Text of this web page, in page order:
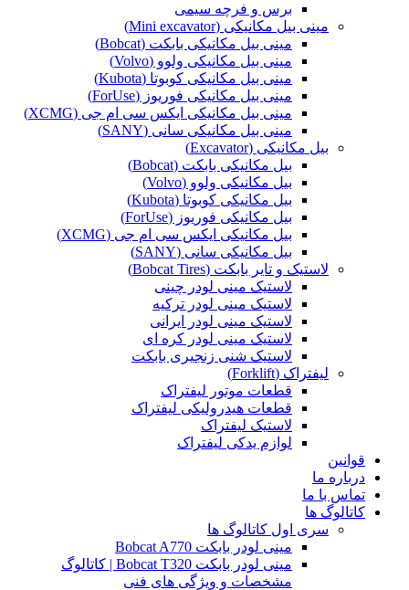
برس و فرچه سیمی
مینی بیل مکانیکی (Mini excavator)
مینی بیل مکانیکی بابکت (Bobcat)
مینی بیل مکانیکی ولوو (Volvo)
مینی بیل مکانیکی کوبوتا (Kubota)
مینی بیل مکانیکی فوریوز (ForUse)
مینی بیل مکانیکی ایکس سی ام جی (XCMG)
مینی بیل مکانیکی سانی (SANY)
بیل مکانیکی (Excavator)
بیل مکانیکی بابکت (Bobcat)
بیل مکانیکی ولوو (Volvo)
بیل مکانیکی کوبوتا (Kubota)
بیل مکانیکی فوریوز (ForUse)
بیل مکانیکی ایکس سی ام جی (XCMG)
بیل مکانیکی سانی (SANY)
لاستیک و تایر بابکت (Bobcat Tires)
لاستیک مینی لودر چینی
لاستیک مینی لودر ترکیه
لاستیک مینی لودر ایرانی
لاستیک مینی لودر کره ای
لاستیک شنی زنجیری بابکت
لیفتراک (Forklift)
قطعات موتور لیفتراک
قطعات هیدرولیکی لیفتراک
لاستیک لیفتراک
لوازم یدکی لیفتراک
قوانین
درباره ما
تماس با ما
کاتالوگ ها
سری اول کاتالوگ ها
مینی لودر بابکت Bobcat A770
مینی لودر بابکت Bobcat T320 | کاتالوگ
مشخصات و ویژگی های فنی